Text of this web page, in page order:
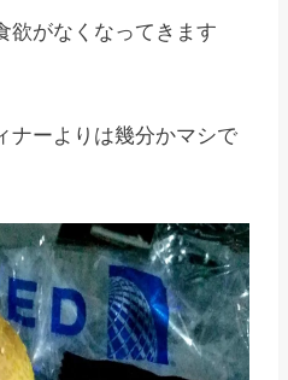
欲がなくなってきます
ナーよりは幾分かマシで